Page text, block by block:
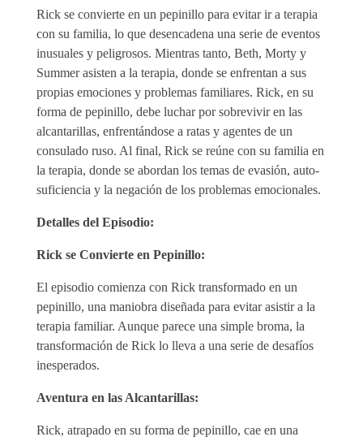
Rick se convierte en un pepinillo para evitar ir a terapia
con su familia, lo que desencadena una serie de eventos
inusuales y peligrosos. Mientras tanto, Beth, Morty y
Summer asisten a la terapia, donde se enfrentan a sus
propias emociones y problemas familiares. Rick, en su
forma de pepinillo, debe luchar por sobrevivir en las
alcantarillas, enfrentándose a ratas y agentes de un
consulado ruso. Al final, Rick se reúne con su familia en
la terapia, donde se abordan los temas de evasión, auto-
suficiencia y la negación de los problemas emocionales.
Detalles del Episodio:
Rick se Convierte en Pepinillo:
El episodio comienza con Rick transformado en un
pepinillo, una maniobra diseñada para evitar asistir a la
terapia familiar. Aunque parece una simple broma, la
transformación de Rick lo lleva a una serie de desafíos
inesperados.
Aventura en las Alcantarillas:
Rick, atrapado en su forma de pepinillo, cae en una